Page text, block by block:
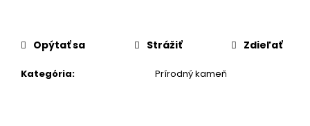
Kategória: Prírodný kameň
Opýtať sa Strážiť Zdieľať